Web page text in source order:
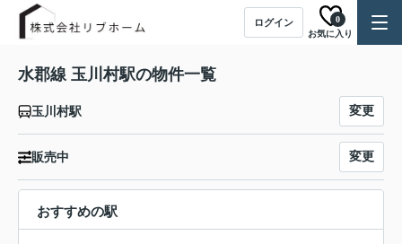
ログイン
お気に入り
0
水郡線 玉川村駅の物件一覧
玉川村駅 変更
販売中 変更
おすすめの駅